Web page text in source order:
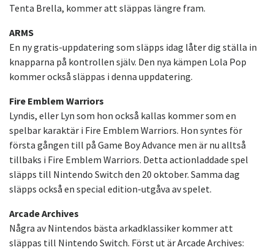
Tenta Brella, kommer att släppas längre fram.
ARMS
En ny gratis-uppdatering som släpps idag låter dig ställa in
knapparna på kontrollen själv. Den nya kämpen Lola Pop
kommer också släppas i denna uppdatering.
Fire Emblem Warriors
Lyndis, eller Lyn som hon också kallas kommer som en
spelbar karaktär i Fire Emblem Warriors. Hon syntes för
första gången till på Game Boy Advance men är nu alltså
tillbaks i Fire Emblem Warriors. Detta actionladdade spel
släpps till Nintendo Switch den 20 oktober. Samma dag
släpps också en special edition-utgåva av spelet.
Arcade Archives
Några av Nintendos bästa arkadklassiker kommer att
släppas till Nintendo Switch. Först ut är Arcade Archives: